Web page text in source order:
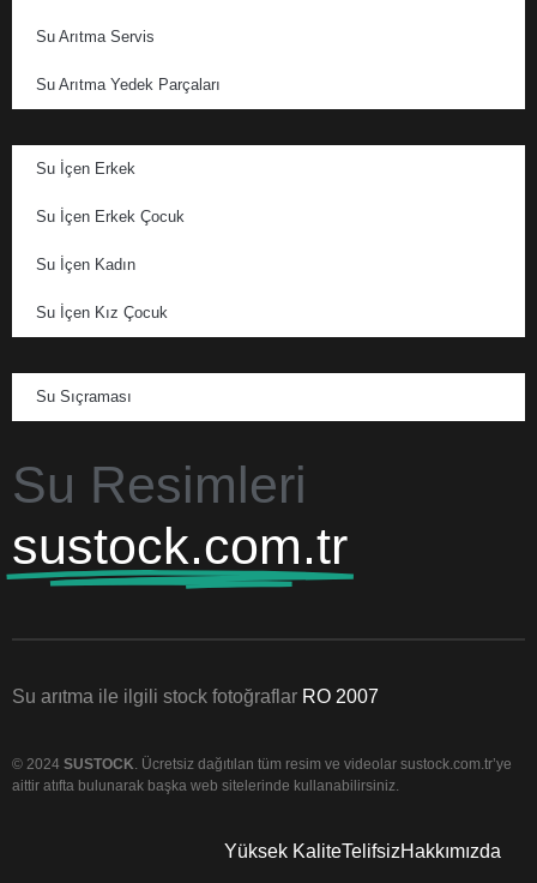
Su Arıtma Servis
Su Arıtma Yedek Parçaları
Su İçen Erkek
Su İçen Erkek Çocuk
Su İçen Kadın
Su İçen Kız Çocuk
Su Sıçraması
Su Resimleri
sustock.com.tr
Su arıtma ile ilgili stock fotoğraflar RO 2007
© 2024 SUSTOCK . Ücretsiz dağıtılan tüm resim ve videolar sustock.com.tr’ye
aittir atıfta bulunarak başka web sitelerinde kullanabilirsiniz.
Yüksek KaliteTelifsizHakkımızda